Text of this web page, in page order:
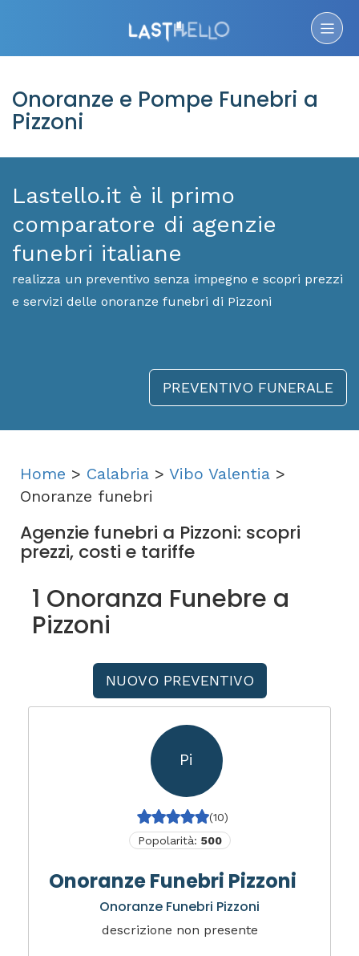
Onoranze e Pompe Funebri a
Pizzoni
Lastello.it è il primo
comparatore di agenzie
funebri italiane
realizza un preventivo senza impegno e scopri prezzi
e servizi delle onoranze funebri di Pizzoni
PREVENTIVO FUNERALE
Home > Calabria > Vibo Valentia >
Onoranze funebri
Agenzie funebri a Pizzoni: scopri
prezzi, costi e tariffe
1 Onoranza Funebre a
Pizzoni
NUOVO PREVENTIVO
Pi
(10)
Popolarità: 500
Onoranze Funebri Pizzoni
Onoranze Funebri Pizzoni
descrizione non presente